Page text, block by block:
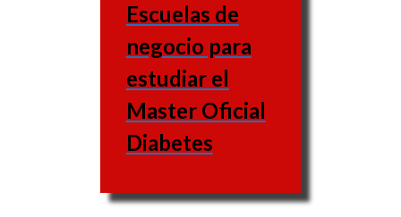
Escuelas de
negocio para
estudiar el
Master Oficial
Diabetes